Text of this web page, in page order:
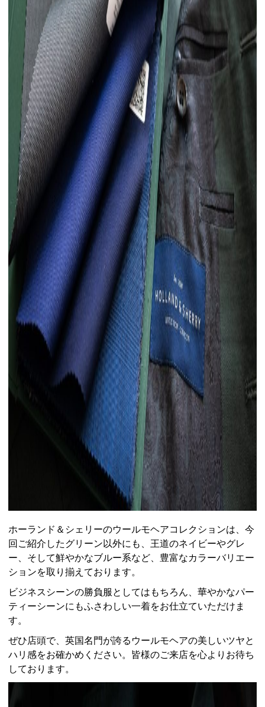
ホーランド＆シェリーのウールモヘアコレクションは、今
回ご紹介したグリーン以外にも、王道のネイビーやグレ
ー、そして鮮やかなブルー系など、豊富なカラーバリエー
ションを取り揃えております。
ビジネスシーンの勝負服としてはもちろん、華やかなパー
ティーシーンにもふさわしい一着をお仕立ていただけま
す。
ぜひ店頭で、英国名門が誇るウールモヘアの美しいツヤと
ハリ感をお確かめください。皆様のご来店を心よりお待ち
しております。